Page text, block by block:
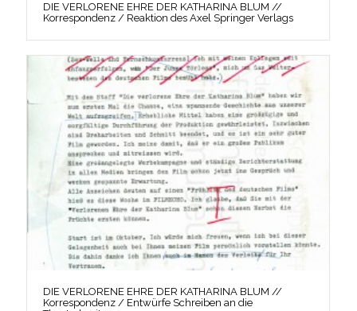
DIE VERLORENE EHRE DER KATHARINA BLUM //
Korrespondenz / Reaktion des Axel Springer Verlags
DIE VERLORENE EHRE DER KATHARINA BLUM //
Korrespondenz / Entwürfe Schreiben an die